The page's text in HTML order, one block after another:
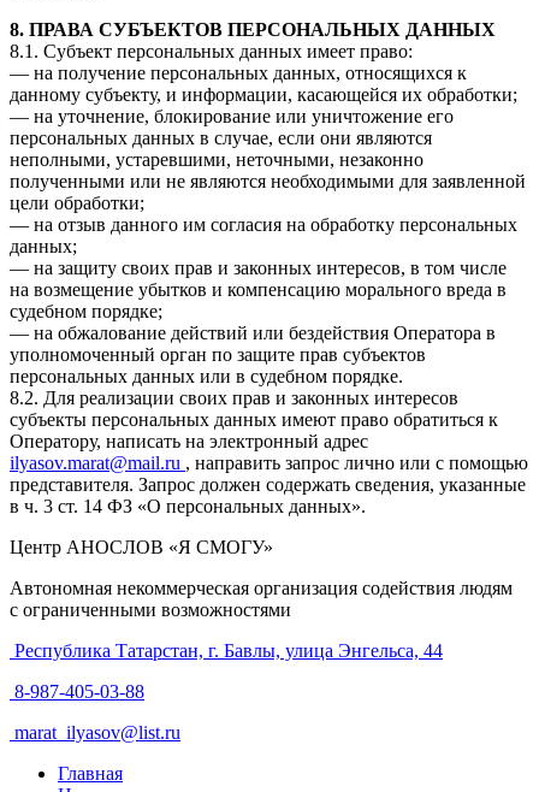
8. ПРАВА СУБЪЕКТОВ ПЕРСОНАЛЬНЫХ ДАННЫХ
8.1. Субъект персональных данных имеет право:
— на получение персональных данных, относящихся к
данному субъекту, и информации, касающейся их обработки;
— на уточнение, блокирование или уничтожение его
персональных данных в случае, если они являются
неполными, устаревшими, неточными, незаконно
полученными или не являются необходимыми для заявленной
цели обработки;
— на отзыв данного им согласия на обработку персональных
данных;
— на защиту своих прав и законных интересов, в том числе
на возмещение убытков и компенсацию морального вреда в
судебном порядке;
— на обжалование действий или бездействия Оператора в
уполномоченный орган по защите прав субъектов
персональных данных или в судебном порядке.
8.2. Для реализации своих прав и законных интересов
субъекты персональных данных имеют право обратиться к
Оператору, написать на электронный адрес
ilyasov.marat@mail.ru , направить запрос лично или с помощью
представителя. Запрос должен содержать сведения, указанные
в ч. 3 ст. 14 ФЗ «О персональных данных».
Центр АНОСЛОВ «Я СМОГУ»
Автономная некоммерческая организация содействия людям
с ограниченными возможностями
Республика Татарстан, г. Бавлы, улица Энгельса, 44
8-987-405-03-88
marat_ilyasov@list.ru
Главная